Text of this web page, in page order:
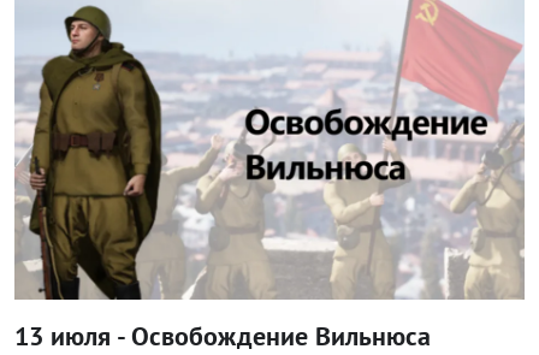
13 июля - Освобождение Вильнюса